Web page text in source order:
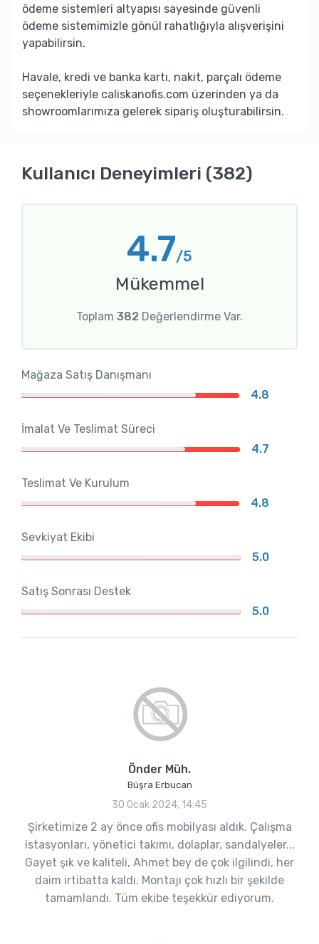
ödeme sistemleri altyapısı sayesinde güvenli
ödeme sistemimizle gönül rahatlığıyla alışverişini
yapabilirsin.
Havale, kredi ve banka kartı, nakit, parçalı ödeme
seçenekleriyle caliskanofis.com üzerinden ya da
showroomlarımıza gelerek sipariş oluşturabilirsin.
Kullanıcı Deneyimleri (382)
4.7/5
Mükemmel
Toplam 382 Değerlendirme Var.
Mağaza Satış Danışmanı
4.8
İmalat Ve Teslimat Süreci
4.7
Teslimat Ve Kurulum
4.8
Sevkiyat Ekibi
5.0
Satış Sonrası Destek
5.0
Önder Müh.
Büşra Erbucan
30 Ocak 2024, 14:45
Şirketimize 2 ay önce ofis mobilyası aldık. Çalışma
istasyonları, yönetici takımı, dolaplar, sandalyeler...
Gayet şık ve kaliteli, Ahmet bey de çok ilgilindi, her
daim irtibatta kaldı. Montajı çok hızlı bir şekilde
tamamlandı. Tüm ekibe teşekkür ediyorum.